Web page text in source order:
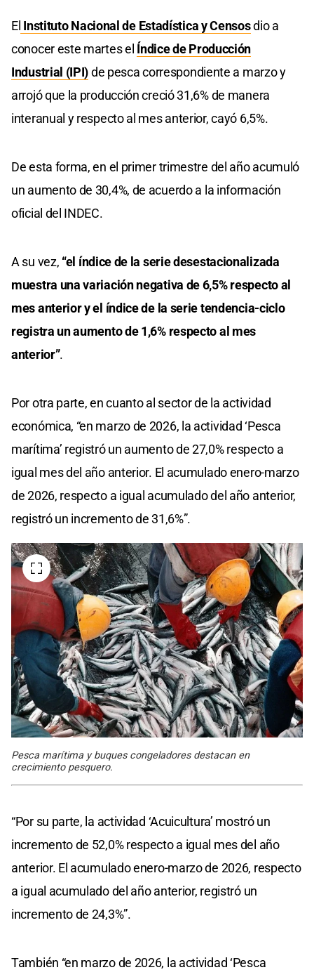
El Instituto Nacional de Estadística y Censosdio a
conocer este martes el Índice de Producción
Industrial (IPI)de pesca correspondiente a marzo y
arrojó que la producción creció 31,6% de manera
interanual y respecto al mes anterior, cayó 6,5%.
De esta forma, en el primer trimestre del año acumuló
un aumento de 30,4%, de acuerdo a la información
oficial del INDEC.
A su vez, “el índice de la serie desestacionalizada
muestra una variación negativa de 6,5% respecto al
mes anterior y el índice de la serie tendencia-ciclo
registra un aumento de 1,6% respecto al mes
anterior”.
Por otra parte, en cuanto al sector de la actividad
económica, “en marzo de 2026, la actividad ‘Pesca
marítima’ registró un aumento de 27,0% respecto a
igual mes del año anterior. El acumulado enero-marzo
de 2026, respecto a igual acumulado del año anterior,
registró un incremento de 31,6%”.
Pesca marítima y buques congeladores destacan en
crecimiento pesquero.
“Por su parte, la actividad ‘Acuicultura’ mostró un
incremento de 52,0% respecto a igual mes del año
anterior. El acumulado enero-marzo de 2026, respecto
a igual acumulado del año anterior, registró un
incremento de 24,3%”.
También “en marzo de 2026, la actividad ‘Pesca